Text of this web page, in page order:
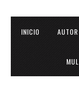
INICIO AUTOR